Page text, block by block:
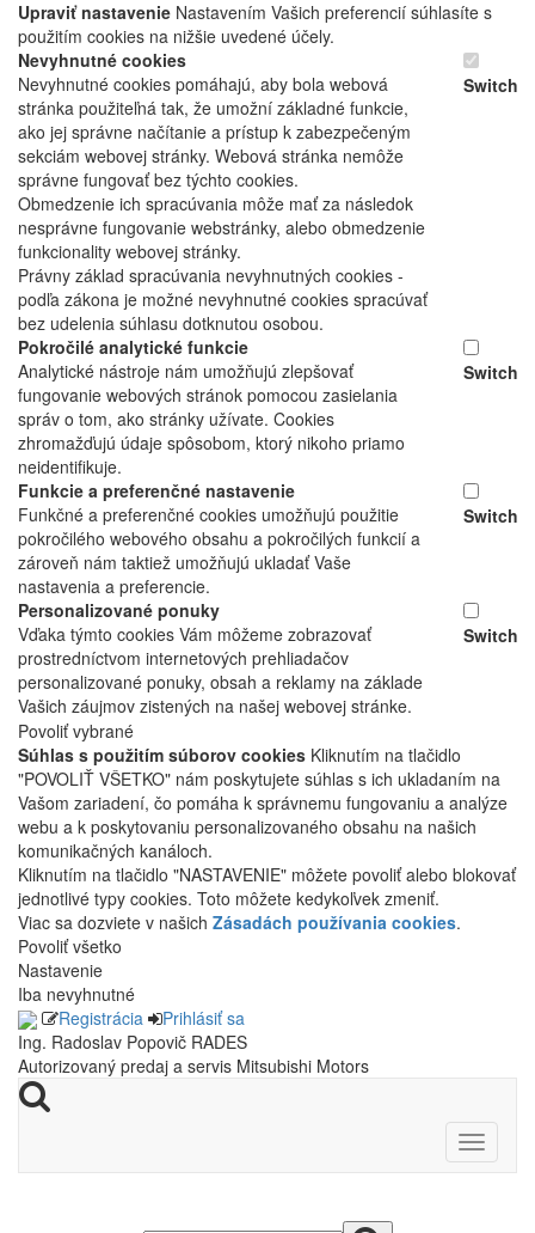
Upraviť nastavenie Nastavením Vašich preferencií súhlasíte s
použitím cookies na nižšie uvedené účely.
Nevyhnutné cookies
Nevyhnutné cookies pomáhajú, aby bola webová
stránka použiteľná tak, že umožní základné funkcie,
ako jej správne načítanie a prístup k zabezpečeným
sekciám webovej stránky. Webová stránka nemôže
správne fungovať bez týchto cookies.
Obmedzenie ich spracúvania môže mať za následok
nesprávne fungovanie webstránky, alebo obmedzenie
funkcionality webovej stránky.
Právny základ spracúvania nevyhnutných cookies -
podľa zákona je možné nevyhnutné cookies spracúvať
bez udelenia súhlasu dotknutou osobou.
Switch
Pokročilé analytické funkcie
Analytické nástroje nám umožňujú zlepšovať
fungovanie webových stránok pomocou zasielania
správ o tom, ako stránky užívate. Cookies
zhromažďujú údaje spôsobom, ktorý nikoho priamo
neidentifikuje.
Switch
Funkcie a preferenčné nastavenie
Funkčné a preferenčné cookies umožňujú použitie
pokročilého webového obsahu a pokročilých funkcií a
zároveň nám taktiež umožňujú ukladať Vaše
nastavenia a preferencie.
Switch
Personalizované ponuky
Vďaka týmto cookies Vám môžeme zobrazovať
prostredníctvom internetových prehliadačov
personalizované ponuky, obsah a reklamy na základe
Vašich záujmov zistených na našej webovej stránke.
Switch
Povoliť vybrané
Súhlas s použitím súborov cookies Kliknutím na tlačidlo
"POVOLIŤ VŠETKO" nám poskytujete súhlas s ich ukladaním na
Vašom zariadení, čo pomáha k správnemu fungovaniu a analýze
webu a k poskytovaniu personalizovaného obsahu na našich
komunikačných kanáloch.
Kliknutím na tlačidlo "NASTAVENIE" môžete povoliť alebo blokovať
jednotlivé typy cookies. Toto môžete kedykoľvek zmeniť.
Viac sa dozviete v našich Zásadách používania cookies.
Povoliť všetko
Nastavenie
Iba nevyhnutné
Registrácia
Prihlásiť sa
Ing. Radoslav Popovič RADES
Autorizovaný predaj a servis Mitsubishi Motors